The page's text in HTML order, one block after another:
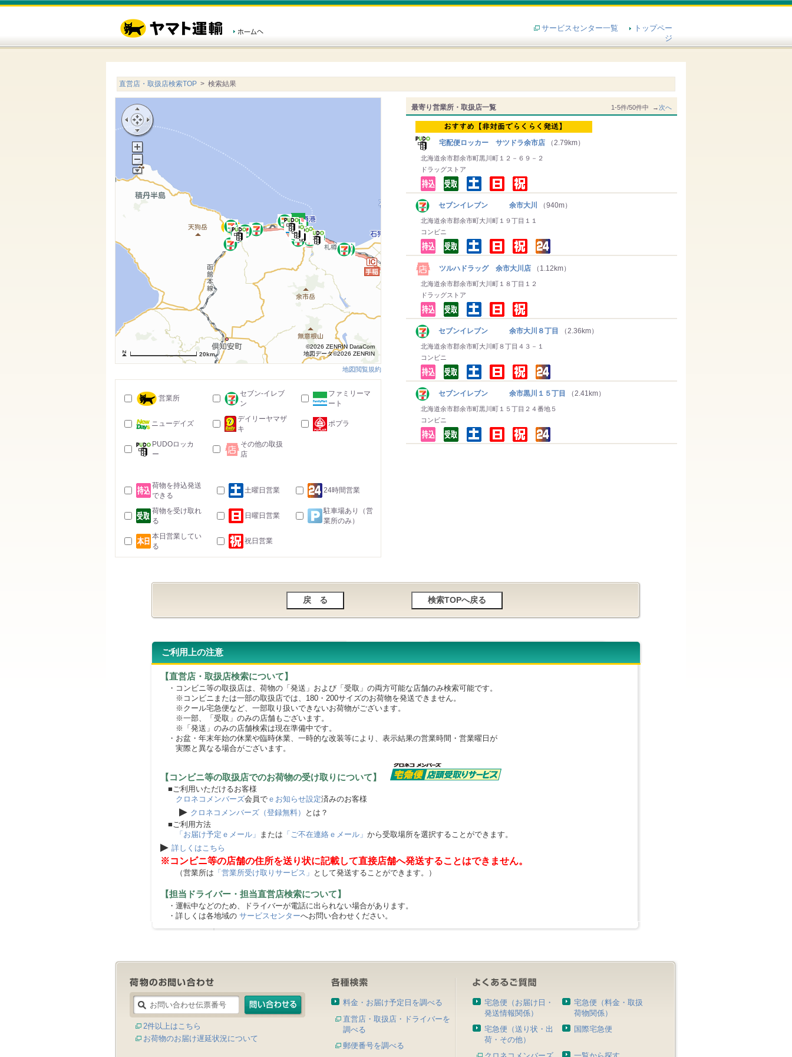
サービスセンター一覧
トップペー
ジ
直営店・取扱店検索TOP > 検索結果
最寄り営業所・取扱店一覧 1-5件/50件中 →次へ
宅配便ロッカー サツドラ余市店 （2.79km）
北海道余市郡余市町黒川町１２－６９－２
ドラッグストア
セブンイレブン 余市大川 （940m）
北海道余市郡余市町大川町１９丁目１１
コンビニ
ツルハドラッグ 余市大川店 （1.12km）
北海道余市郡余市町大川町１８丁目１２
ドラッグストア
セブンイレブン 余市大川８丁目 （2.36km）
北海道余市郡余市町大川町８丁目４３－１
コンビニ
セブンイレブン 余市黒川１５丁目 （2.41km）
北海道余市郡余市町黒川町１５丁目２４番地５
コンビニ
20km
©2026 ZENRIN DataCom
地図データ©2026 ZENRIN
地図閲覧規約
営業所
セブン-イレブ
ン
ファミリーマ
ート
ニューデイズ
デイリーヤマザ
キ
ポプラ
PUDOロッカ
ー
その他の取扱
店
荷物を持込発送
できる
土曜日営業 24時間営業
荷物を受け取れ
る
日曜日営業
駐車場あり（営
業所のみ）
本日営業してい
る
祝日営業
ご利用上の注意
【直営店・取扱店検索について】
・コンビニ等の取扱店は、荷物の「発送」および「受取」の両方可能な店舗のみ検索可能です。
※コンビニまたは一部の取扱店では、180・200サイズのお荷物を発送できません。
※クール宅急便など、一部取り扱いできないお荷物がございます。
※一部、「受取」のみの店舗もございます。
※「発送」のみの店舗検索は現在準備中です。
・お盆・年末年始の休業や臨時休業、一時的な改装等により、表示結果の営業時間・営業曜日が
実際と異なる場合がございます。
【コンビニ等の取扱店でのお荷物の受け取りについて】
■ご利用いただけるお客様
クロネコメンバーズ会員で ｅお知らせ設定済みのお客様
▶ クロネコメンバーズ（登録無料）
とは？
■ご利用方法
「お届け予定ｅメール」 または 「ご不在連絡ｅメール」 から受取場所を選択することができます。
▶ 詳しくはこちら
※コンビニ等の店舗の住所を送り状に記載して直接店舗へ発送することはできません。
（営業所は 「営業所受け取りサービス」 として発送することができます。）
【担当ドライバー・担当直営店検索について】
・運転中などのため、ドライバーが電話に出られない場合があります。
・詳しくは各地域の サービスセンターへお問い合わせください。
2件以上はこちら
お荷物のお届け遅延状況について
料金・お届け予定日を調べる
直営店・取扱店・ドライバーを
調べる
郵便番号を調べる
宅急便（お届け日・
発送情報関係）
宅急便（料金・取扱
荷物関係）
宅急便（送り状・出
荷・その他）
国際宅急便